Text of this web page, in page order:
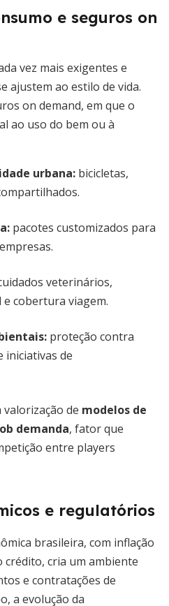
e seguros on
vez mais exigentes e
ajustem ao estilo de vida.
on demand, em que o
ao uso do bem ou à
urbana: bicicletas,
pacotes customizados para
veterinários,
cobertura viagem.
proteção contra
iniciativas de
valorização de modelos de
demanda, fator que
entre players
e regulatórios
brasileira, com inflação
crédito, cria um ambiente
e contratações de
a evolução da